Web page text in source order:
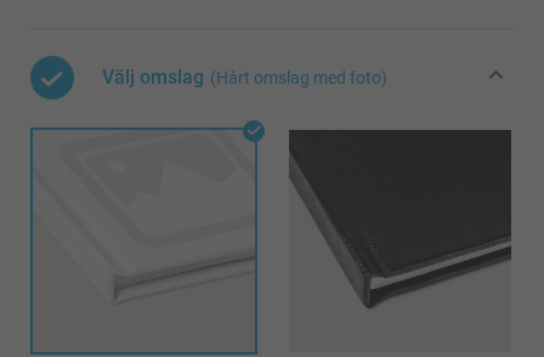
Välj omslag (Hårt omslag med foto)